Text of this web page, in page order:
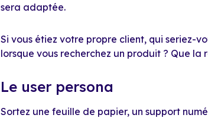
sera adaptée.
Si vous étiez votre propre client, qui seriez-
lorsque vous recherchez un produit ? Que la
Le user persona
Sortez une feuille de papier, un support